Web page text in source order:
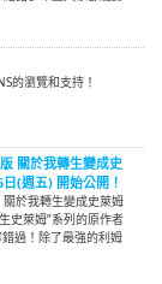
的瀏覽和支持！
關於我轉生變成史
(週五) 開始公開！
於我轉生變成史萊姆
史萊姆”系列的原作者
過！除了最強的利姆